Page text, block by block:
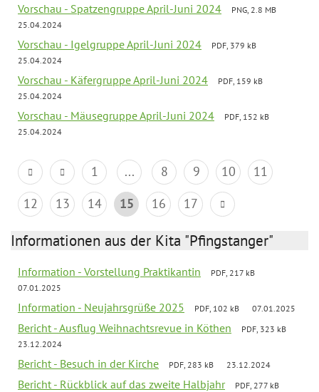
Vorschau - Spatzengruppe April-Juni 2024
PNG, 2.8 MB
25.04.2024
Vorschau - Igelgruppe April-Juni 2024
PDF, 379 kB
25.04.2024
Vorschau - Käfergruppe April-Juni 2024
PDF, 159 kB
25.04.2024
Vorschau - Mäusegruppe April-Juni 2024
PDF, 152 kB
25.04.2024
1 ... 8 9 10
11
12
13 14 15 16 17
Informationen aus der Kita "Pfingstanger"
Information - Vorstellung Praktikantin
PDF, 217 kB
07.01.2025
Information - Neujahrsgrüße 2025 PDF, 102 kB 07.01.2025
Bericht - Ausflug Weihnachtsrevue in Köthen
PDF, 323 kB
23.12.2024
Bericht - Besuch in der Kirche PDF, 283 kB 23.12.2024
Bericht - Rückblick auf das zweite Halbjahr
PDF, 277 kB